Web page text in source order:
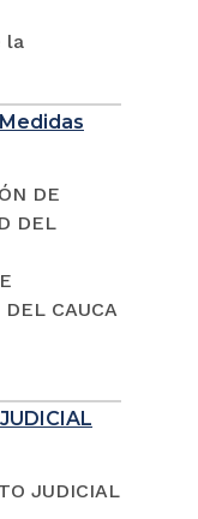
la
DE
DEL
CAUCA
JUDICIAL